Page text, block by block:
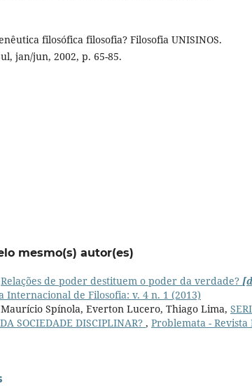
filosófica filosofia? Filosofia UNISINOS.
jan/jun, 2002, p. 65-85.
mesmo(s) autor(es)
Relações de poder destituem o poder da verdade?
Internacional de Filosofia: v. 4 n. 1 (2013)
Spínola, Everton Lucero, Thiago Lima,
SOCIEDADE DISCIPLINAR? , Problemata -